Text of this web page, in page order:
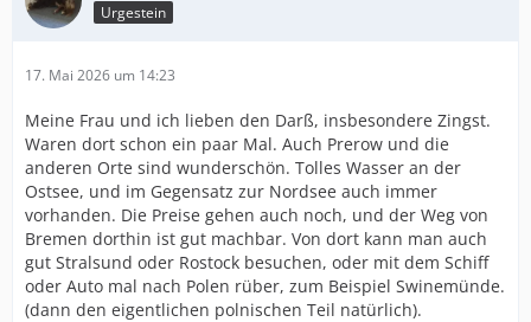
Urgestein
17. Mai 2026 um 14:23
Meine Frau und ich lieben den Darß, insbesondere Zingst.
Waren dort schon ein paar Mal. Auch Prerow und die
anderen Orte sind wunderschön. Tolles Wasser an der
Ostsee, und im Gegensatz zur Nordsee auch immer
vorhanden. Die Preise gehen auch noch, und der Weg von
Bremen dorthin ist gut machbar. Von dort kann man auch
gut Stralsund oder Rostock besuchen, oder mit dem Schiff
oder Auto mal nach Polen rüber, zum Beispiel Swinemünde.
(dann den eigentlichen polnischen Teil natürlich).